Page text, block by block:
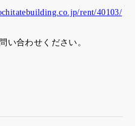
rent/40103/
い合わせください。